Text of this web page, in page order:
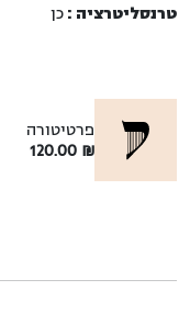
טרנסליטרציה :כן
פרטיטורה
120.00 ₪